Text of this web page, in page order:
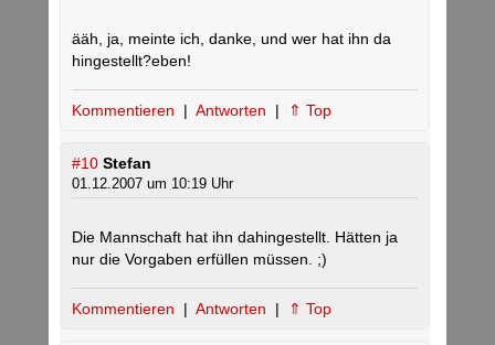
ääh, ja, meinte ich, danke, und wer hat ihn da
hingestellt?eben!
Kommentieren | Antworten | ⇑ Top
#10 Stefan
01.12.2007 um 10:19 Uhr
Die Mannschaft hat ihn dahingestellt. Hätten ja
nur die Vorgaben erfüllen müssen. ;)
Kommentieren | Antworten | ⇑ Top